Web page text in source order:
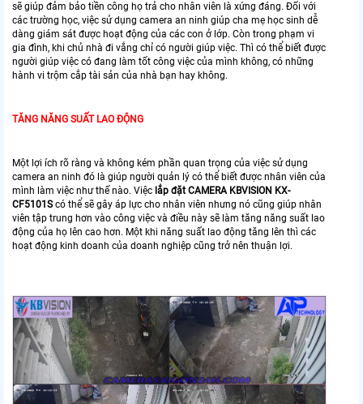
sẽ giúp đảm bảo tiền công họ trả cho nhân viên là xứng đáng. Đối với
các trường học, việc sử dụng camera an ninh giúp cha mẹ học sinh dễ
dàng giám sát được hoạt động của các con ở lớp. Còn trong phạm vi
gia đình, khi chủ nhà đi vắng chỉ có người giúp việc. Thì có thể biết được
người giúp việc có đang làm tốt công việc của mình không, có những
hành vi trộm cắp tài sản của nhà bạn hay không.
TĂNG NĂNG SUẤT LAO ĐỘNG
Một lợi ích rõ ràng và không kém phần quan trọng của việc sử dụng
camera an ninh đó là giúp người quản lý có thể biết được nhân viên của
mình làm việc như thế nào. Việc lắp đặt CAMERA KBVISION KX-
CF5101Scó thể sẽ gây áp lực cho nhân viên nhưng nó cũng giúp nhân
viên tập trung hơn vào công việc và điều này sẽ làm tăng năng suất lao
động của họ lên cao hơn. Một khi năng suất lao động tăng lên thì các
hoạt động kinh doanh của doanh nghiệp cũng trở nên thuận lợi.